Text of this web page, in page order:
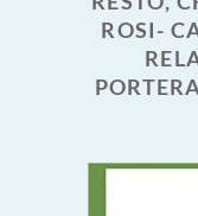
ROSI-